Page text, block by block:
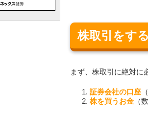
株取引をす
まず、株取引に絶対に
証券会社の口座
株を買うお金 （